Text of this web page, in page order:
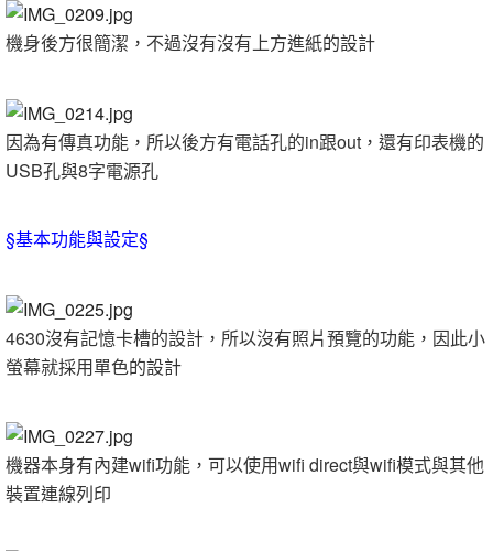
機身後方很簡潔，不過沒有沒有上方進紙的設計
因為有傳真功能，所以後方有電話孔的in跟out，還有印表機的
USB孔與8字電源孔
§基本功能與設定§
4630沒有記憶卡槽的設計，所以沒有照片預覽的功能，因此小
螢幕就採用單色的設計
機器本身有內建wifi功能，可以使用wifi direct與wifi模式與其他
裝置連線列印